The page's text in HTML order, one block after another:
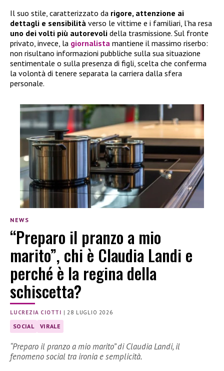
Il suo stile, caratterizzato da rigore, attenzione ai
dettagli e sensibilità verso le vittime e i familiari, l’ha resa
uno dei volti più autorevoli della trasmissione. Sul fronte
privato, invece, la giornalista mantiene il massimo riserbo:
non risultano informazioni pubbliche sulla sua situazione
sentimentale o sulla presenza di figli, scelta che conferma
la volontà di tenere separata la carriera dalla sfera
personale.
NEWS
“Preparo il pranzo a mio
marito”, chi è Claudia Landi e
perché è la regina della
schiscetta?
LUCREZIA CIOTTI |28 LUGLIO 2026
SOCIAL VIRALE
“Preparo il pranzo a mio marito” di Claudia Landi, il
fenomeno social tra ironia e semplicità.